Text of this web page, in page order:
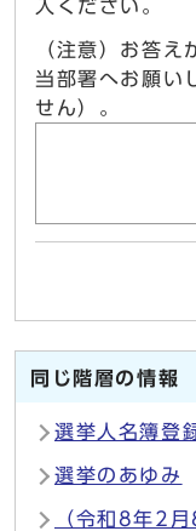
入ください。
（注意）お答
当部署へお願い
せん）。
同じ階層の情報
選挙人名簿登
選挙のあゆみ
（令和8年2